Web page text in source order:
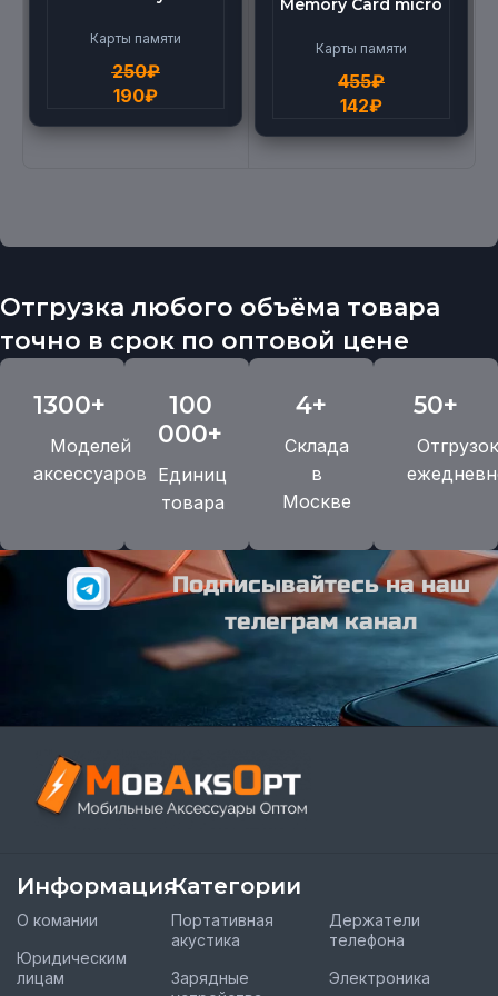
High Speed (4G)
Карты памяти
250₽
190₽
Карты памяти
455₽
142₽
Отгрузка любого объёма товара
точно в срок по оптовой цене
1300+
Моделей
аксессуаров
100
000+
Единиц
товара
4+
Склада
в
Москве
50+
Отгрузок
Подписывайтесь на наш
телеграм канал
Информация
О комании
Юридическим
лицам
Категории
Портативная
акустика
Зарядные
Держатели
телефона
Электроника